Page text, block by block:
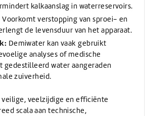
kalkaanslag in waterreservoirs.
Voorkomt verstopping van sproei- en
de levensduur van het apparaat.
Demiwater kan vaak gebruikt
analyses of medische
gedestilleerd water aangeraden
zuiverheid.
veelzijdige en efficiënte
scala aan technische,